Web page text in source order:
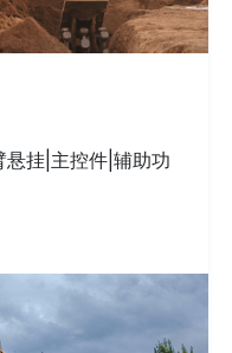
挂|主控件|辅助功